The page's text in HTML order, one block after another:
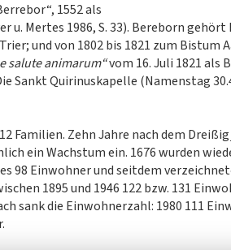
1552 als
u. Mertes 1986, S. 33). Bereborn
und von 1802 bis 1821 zum Bistum
salute animarum“vom 16. Juli 1821 als
Sankt Quirinuskapelle (Namenstag
Familien. Zehn Jahre nach dem
ein Wachstum ein. 1676 wurden
98 Einwohner und seitdem
1895 und 1946 122 bzw. 131
sank die Einwohnerzahl: 1980 111